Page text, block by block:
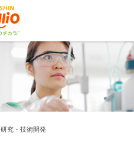
研究・技術開発